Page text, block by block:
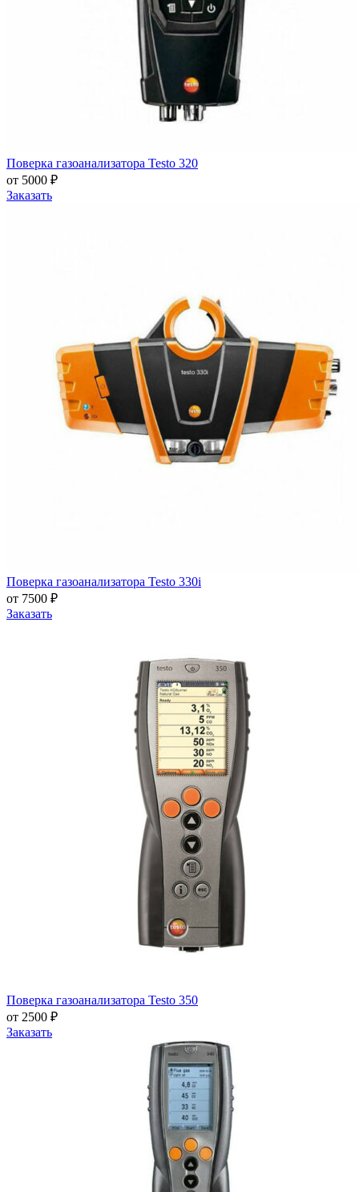
Поверка газоанализатора Testo 320
от 5000 ₽
Заказать
Поверка газоанализатора Testo 330i
от 7500 ₽
Заказать
Поверка газоанализатора Testo 350
от 2500 ₽
Заказать